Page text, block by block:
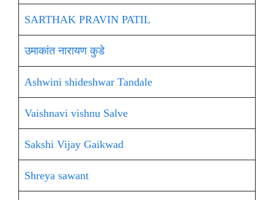
SARTHAK PRAVIN PATIL
उमाकांत नारायण कुडे
Ashwini shideshwar Tandale
Vaishnavi vishnu Salve
Sakshi Vijay Gaikwad
Shreya sawant